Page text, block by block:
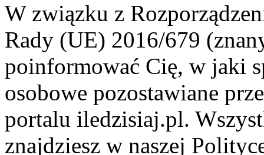
W związku z
Rady (UE) 2016/679
poinformować Cię, w jaki
osobowe pozostawiane
portalu iledzisiaj.pl.
znajdziesz w naszej